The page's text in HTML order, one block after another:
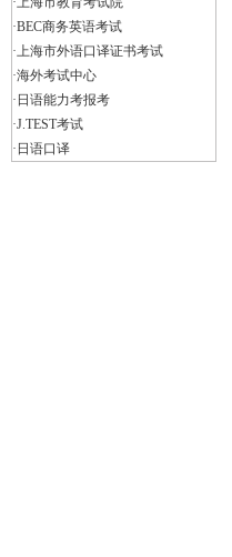
·BEC商务英语考试
·上海市外语口译证书考试
·海外考试中心
·日语能力考报考
·J.TEST考试
·日语口译